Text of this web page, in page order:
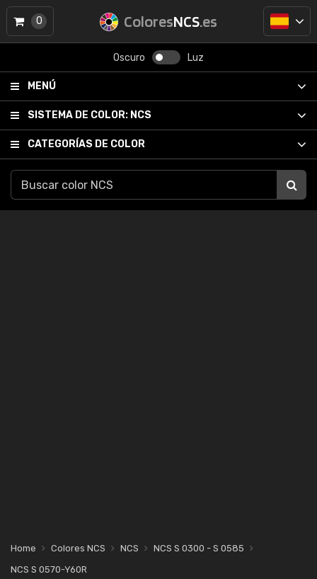
ColoresNCS.es
Oscuro Luz
MENÚ
SISTEMA DE COLOR: NCS
CATEGORÍAS DE COLOR
0
Home Colores NCS NCS
NCS S 0300 - S 0585
NCS S 0570-Y60R